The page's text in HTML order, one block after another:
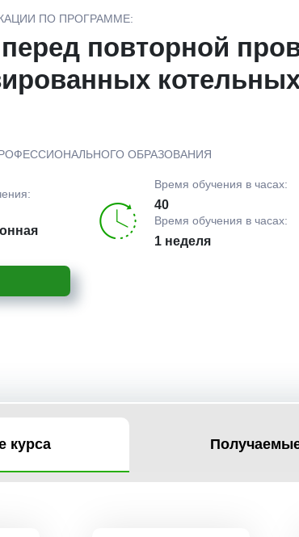
ПО ПРОГРАММЕ:
повторной
ОБРАЗОВАНИЯ
Время обучения в часах:
40
Время обучения в часах:
1 неделя
курса